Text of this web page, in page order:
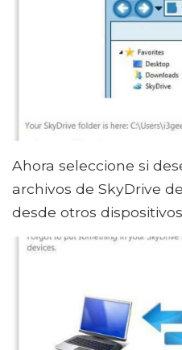
Ahora seleccione si
archivos de SkyDrive
desde otros